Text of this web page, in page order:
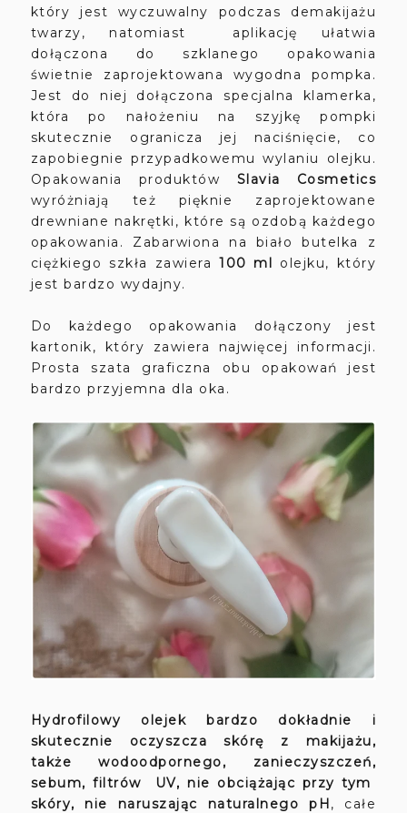
który jest wyczuwalny podczas demakijażu
twarzy, natomiast aplikację ułatwia
dołączona do szklanego opakowania
świetnie zaprojektowana wygodna pompka.
Jest do niej dołączona specjalna klamerka,
która po nałożeniu na szyjkę pompki
skutecznie ogranicza jej naciśnięcie, co
zapobiegnie przypadkowemu wylaniu olejku.
Opakowania produktów Slavia Cosmetics
wyróżniają też pięknie zaprojektowane
drewniane nakrętki, które są ozdobą każdego
opakowania. Zabarwiona na biało butelka z
ciężkiego szkła zawiera 100 ml olejku, który
jest bardzo wydajny.
Do każdego opakowania dołączony jest
kartonik, który zawiera najwięcej informacji.
Prosta szata graficzna obu opakowań jest
bardzo przyjemna dla oka.
Hydrofilowy olejek bardzo dokładnie i
skutecznie oczyszcza skórę z makijażu,
także wodoodpornego, zanieczyszczeń,
sebum, filtrów UV, nie obciążając przy tym
skóry, nie naruszając naturalnego pH , całe